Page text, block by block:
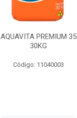
AQUAVITA PREMIUM 35
30KG
Código: 11040003